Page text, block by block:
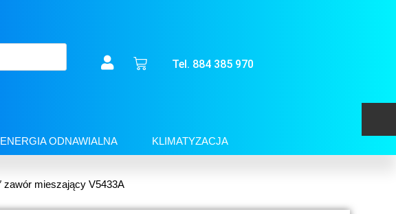
Tel. 884 385 970
ENERGIA ODNAWIALNA KLIMATYZACJA
zawór mieszający V5433A